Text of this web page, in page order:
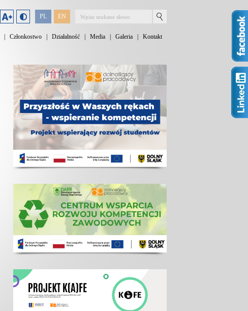
PL EN
Członkostwo Działalność Media Galeria Kontakt